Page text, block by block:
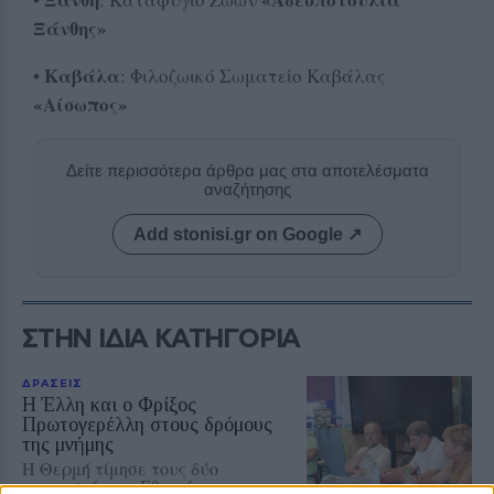
Ξάνθης»
• Καβάλα: Φιλοζωικό Σωματείο Καβάλας
«Αίσωπος»
Δείτε περισσότερα άρθρα μας στα αποτελέσματα
αναζήτησης
Add stonisi.gr on Google ↗
ΣΤΗΝ ΙΔΙΑ ΚΑΤΗΓΟΡΙΑ
ΔΡΑΣΕΙΣ
Η Έλλη και ο Φρίξος
Πρωτογερέλλη στους δρόμους
της μνήμης
Η Θερμή τίμησε τους δύο
αγωνιστές της Εθνικής